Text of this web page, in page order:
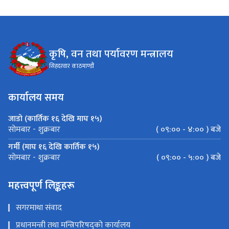
कृषि, वन तथा पर्यावरण मन्त्रालय
सिहदरवार काठमाण्डौं
कार्यालय समय
जाडो (कार्तिक १६ देखि माघ १५)
सोमबार - शुक्रबार
( ०९:०० - ४:०० ) बजे
गर्मी (माघ १६ देखि कार्तिक १५)
सोमबार - शुक्रबार ( ०९:०० - ५:०० ) बजे
महत्त्वपूर्ण लिङ्कहरू
सगरमाथा संवाद
प्रधानमन्त्री तथा मन्त्रिपरिषद्को कार्यालय